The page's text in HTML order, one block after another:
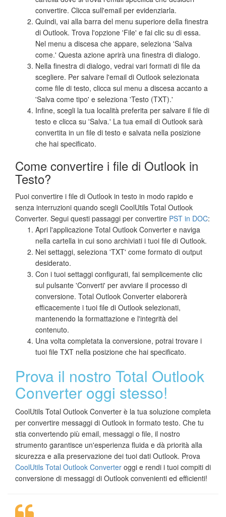
convertire. Clicca sull'email per evidenziarla.
Quindi, vai alla barra del menu superiore della finestra
di Outlook. Trova l'opzione 'File' e fai clic su di essa.
Nel menu a discesa che appare, seleziona 'Salva
come.' Questa azione aprirà una finestra di dialogo.
Nella finestra di dialogo, vedrai vari formati di file da
scegliere. Per salvare l'email di Outlook selezionata
come file di testo, clicca sul menu a discesa accanto a
'Salva come tipo' e seleziona 'Testo (TXT).'
Infine, scegli la tua località preferita per salvare il file di
testo e clicca su 'Salva.' La tua email di Outlook sarà
convertita in un file di testo e salvata nella posizione
che hai specificato.
Come convertire i file di Outlook in
Testo?
Puoi convertire i file di Outlook in testo in modo rapido e
senza interruzioni quando scegli CoolUtils Total Outlook
Converter. Segui questi passaggi per convertire PST in DOC:
Apri l'applicazione Total Outlook Converter e naviga
nella cartella in cui sono archiviati i tuoi file di Outlook.
Nei settaggi, seleziona 'TXT' come formato di output
desiderato.
Con i tuoi settaggi configurati, fai semplicemente clic
sul pulsante 'Converti' per avviare il processo di
conversione. Total Outlook Converter elaborerà
efficacemente i tuoi file di Outlook selezionati,
mantenendo la formattazione e l'integrità del
contenuto.
Una volta completata la conversione, potrai trovare i
tuoi file TXT nella posizione che hai specificato.
Prova il nostro Total Outlook
Converter oggi stesso!
CoolUtils Total Outlook Converter è la tua soluzione completa
per convertire messaggi di Outlook in formato testo. Che tu
stia convertendo più email, messaggi o file, il nostro
strumento garantisce un'esperienza fluida e dà priorità alla
sicurezza e alla preservazione dei tuoi dati Outlook. Prova
CoolUtils Total Outlook Converter oggi e rendi i tuoi compiti di
conversione di messaggi di Outlook convenienti ed efficienti!